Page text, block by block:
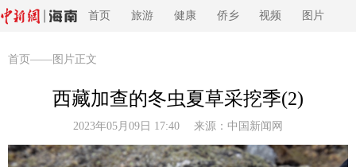
首页 旅游 健康 侨乡 视频 图片
首页 ——图片正文
西藏加查的冬虫夏草采挖季(2)
2023年05月09日 17:40 来源： 中国新闻网